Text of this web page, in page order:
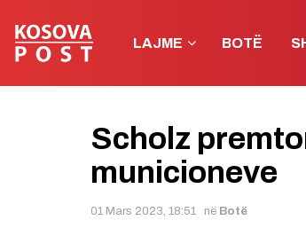
LAJME BOTË
Scholz
municioneve
01 Mars 2023, 18:51 në Botë